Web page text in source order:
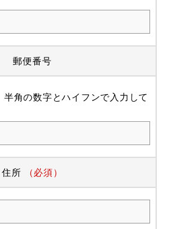
郵便番号
角の数字とハイフンで入力して
住所 （必須）